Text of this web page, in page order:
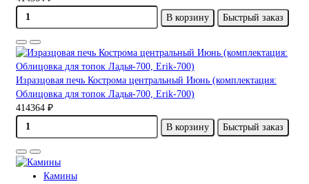
В корзину
Быстрый заказ
Изразцовая печь Кострома центральный Июнь (комплектация:
Облицовка для топок Ладья-700, Erik-700)
414364 ₽
В корзину
Быстрый заказ
Камины